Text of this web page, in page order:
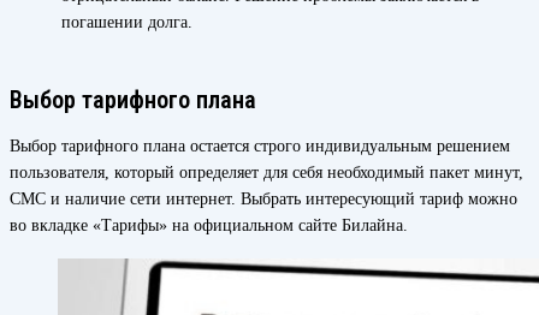
погашении долга.
Выбор тарифного плана
Выбор тарифного плана остается строго индивидуальным решением
пользователя, который определяет для себя необходимый пакет минут,
СМС и наличие сети интернет. Выбрать интересующий тариф можно
во вкладке «Тарифы» на официальном сайте Билайна.